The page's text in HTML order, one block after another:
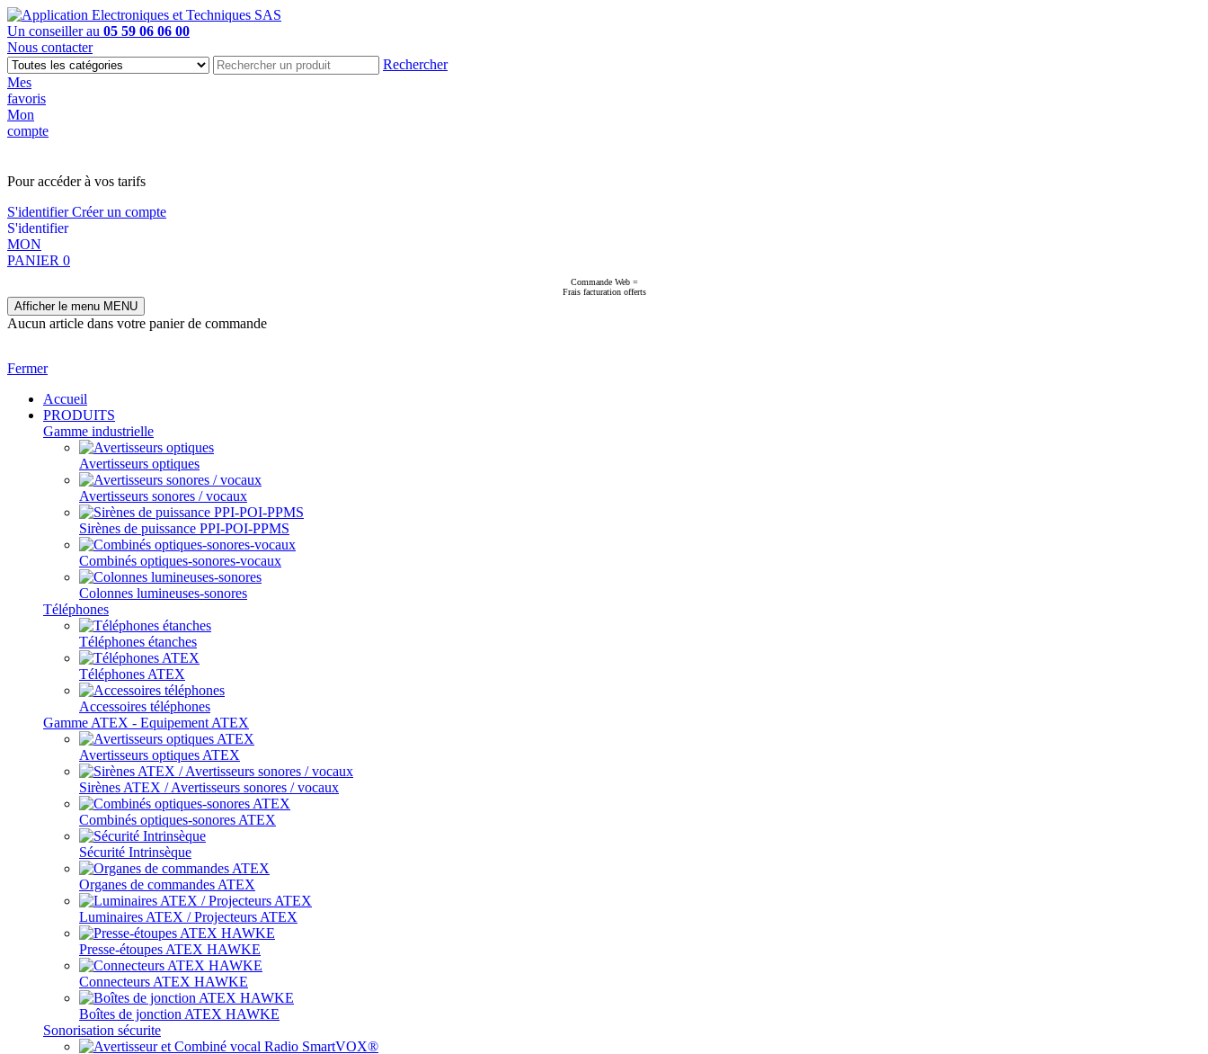
Un conseiller au 05 59 06 06 00
Nous contacter
Rechercher
Mes
favoris
Mon
compte
Pour accéder à vos tarifs
S'identifierCréer un compte
S'identifier
MON
PANIER 0
Commande Web =
Frais facturation offerts
Afficher le menu MENU
Aucun article dans votre panier de commande
Fermer
Accueil
PRODUITS
Gamme industrielle
Avertisseurs optiques
Avertisseurs sonores / vocaux
Sirènes de puissance PPI-POI-PPMS
Combinés optiques-sonores-vocaux
Colonnes lumineuses-sonores
Téléphones
Téléphones étanches
Téléphones ATEX
Accessoires téléphones
Gamme ATEX - Equipement ATEX
Avertisseurs optiques ATEX
Sirènes ATEX / Avertisseurs sonores / vocaux
Combinés optiques-sonores ATEX
Sécurité Intrinsèque
Organes de commandes ATEX
Luminaires ATEX / Projecteurs ATEX
Presse-étoupes ATEX HAWKE
Connecteurs ATEX HAWKE
Boîtes de jonction ATEX HAWKE
Sonorisation sécurite